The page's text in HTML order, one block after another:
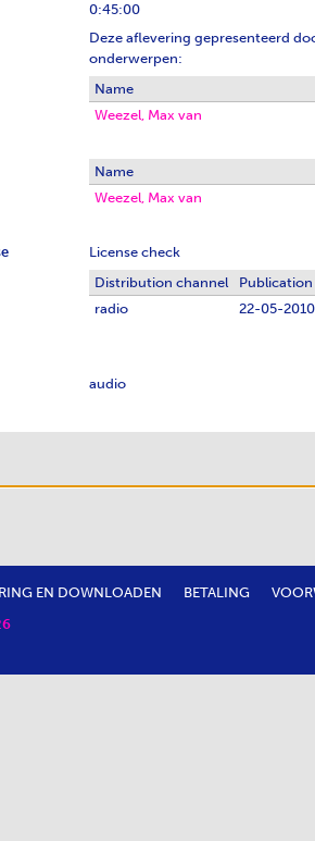
0:45:00
Deze aflevering gepresenteerd
onderwerpen:
Name
Weezel, Max van
Name
Weezel, Max van
License check
Distribution channel
radio
22-05-2010
audio
EN DOWNLOADEN BETALING